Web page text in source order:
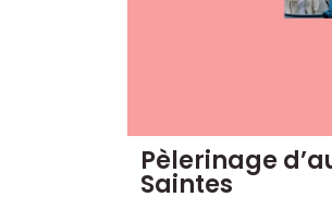
Pèlerinage
Saintes